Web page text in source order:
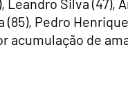
Silva (47),
Pedro
acumulação de